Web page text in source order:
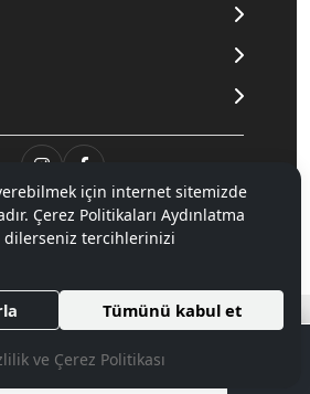
Mnpc. Tüm hakları saklıdır.
E-Ticaret Sistemleri ile Hazırlanmıştır.
için internet sitemizde
Çerez Politikaları Aydınlatma
dilerseniz tercihlerinizi
Tümünü kabul et
ve Çerez Politikası